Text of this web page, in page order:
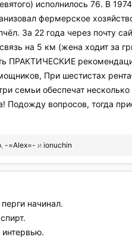
исполнилось 76. В
фермерское
За 22 года через почту
на 5 км (жена ходит за
ПРАКТИЧЕСКИЕ
При шестистах
семьи обеспечат
Подожду вопросов, тогда
-=Аlex=- и ionuchin
начинал.
интервью.